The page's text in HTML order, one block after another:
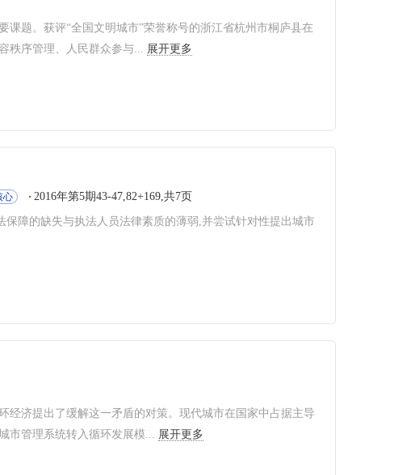
题。获评“全国文明城市”荣誉称号的浙江省杭州市桐庐县在
秩序管理、人民群众参与... 展开更多
心 2016年第5期43-47,82+169,共7页
障的缺失与执法人员法律素质的薄弱,并尝试针对性提出城市
经济提出了缓解这一矛盾的对策。现代城市在国家中占据主导
市管理系统转入循环发展模... 展开更多